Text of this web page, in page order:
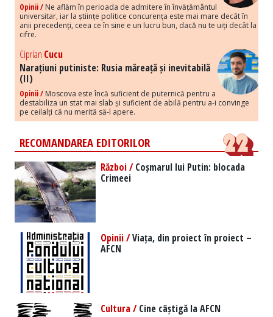
Opinii / Ne aflăm în perioada de admitere în învățământul
universitar, iar la științe politice concurența este mai mare decât în
anii precedenți, ceea ce în sine e un lucru bun, dacă nu te uiți decât la
cifre.
Ciprian Cucu
Narațiuni putiniste: Rusia măreață și inevitabilă
(II)
Opinii / Moscova este încă suficient de puternică pentru a
destabiliza un stat mai slab și suficient de abilă pentru a-i convinge
pe ceilalți că nu merită să-l apere.
RECOMANDAREA EDITORILOR
Război /Coșmarul lui Putin: blocada
Crimeei
Opinii /Viața, din proiect în proiect –
AFCN
Cultura /Cine câștigă la AFCN